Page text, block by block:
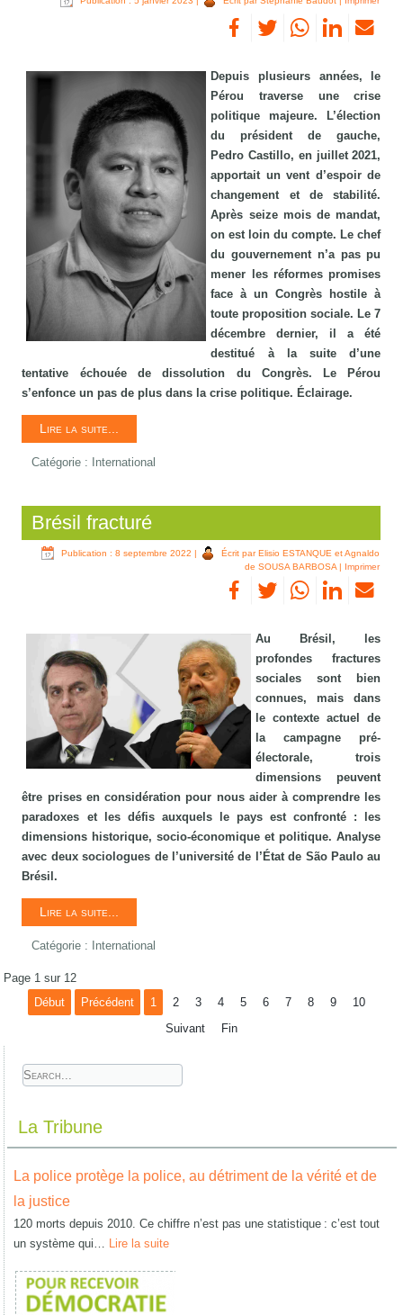
Depuis plusieurs années, le
Pérou traverse une crise
politique majeure. L’élection
du président de gauche,
Pedro Castillo, en juillet 2021,
apportait un vent d’espoir de
changement et de stabilité.
Après seize mois de mandat,
on est loin du compte. Le chef
du gouvernement n’a pas pu
mener les réformes promises
face à un Congrès hostile à
toute proposition sociale. Le 7
décembre dernier, il a été
destitué à la suite d’une
tentative échouée de dissolution du Congrès. Le Pérou
s’enfonce un pas de plus dans la crise politique. Éclairage.
Lire la suite...
Catégorie : International
Brésil fracturé
Publication : 8 septembre 2022 |
Écrit par Elisio ESTANQUE et Agnaldo
de SOUSA BARBOSA| Imprimer
Au Brésil, les
profondes fractures
sociales sont bien
connues, mais dans
le contexte actuel de
la campagne pré-
électorale, trois
dimensions peuvent
être prises en considération pour nous aider à comprendre les
paradoxes et les défis auxquels le pays est confronté : les
dimensions historique, socio-économique et politique. Analyse
avec deux sociologues de l’université de l’État de São Paulo au
Brésil.
Lire la suite...
Catégorie : International
Page 1 sur 12
Début
Précédent 1 2 3 4 5 6 7 8 9
10
Suivant
Fin
La Tribune
La police protège la police, au détriment de la vérité et de
la justice
120 morts depuis 2010. Ce chiffre n’est pas une statistique : c’est tout
un système qui… Lire la suite